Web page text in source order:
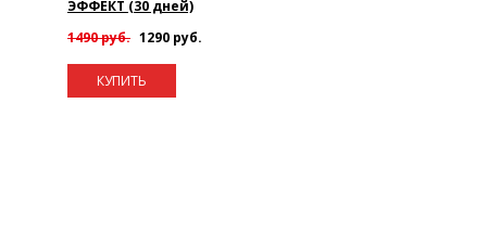
ЭФФЕКТ (30 дней)
1490 руб. 1290 руб.
КУПИТЬ